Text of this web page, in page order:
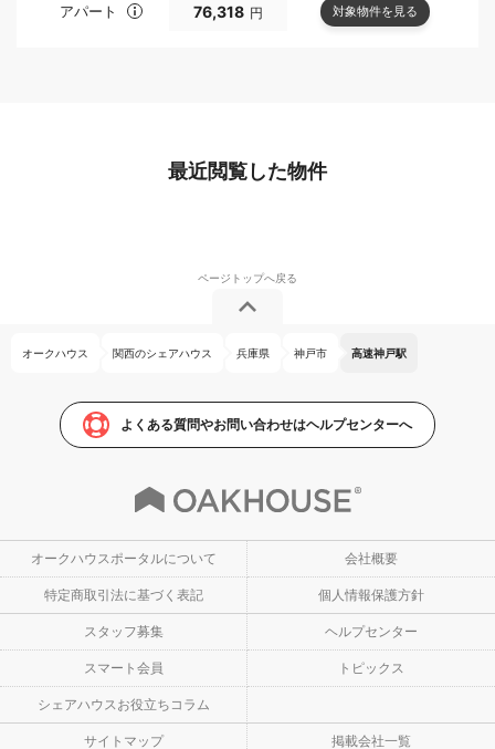
アパート
76,318 円 対象物件を見る
最近閲覧した物件
オークハウス 関西のシェアハウス 兵庫県 神戸市 高速神戸駅
よくある質問やお問い合わせはヘルプセンターへ
オークハウスポータルについて 会社概要
特定商取引法に基づく表記 個人情報保護方針
スタッフ募集 ヘルプセンター
スマート会員 トピックス
シェアハウスお役立ちコラム
サイトマップ 掲載会社一覧